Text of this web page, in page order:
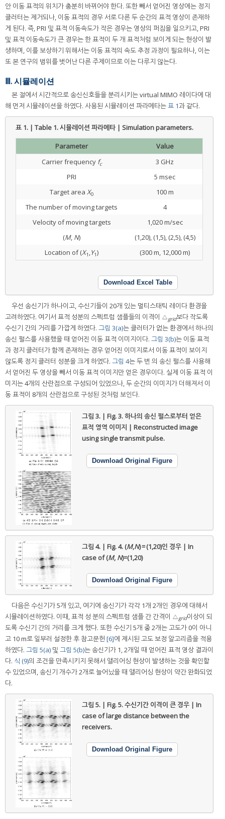
안 이동 표적의 위치가 충분히 바뀌어야 한다. 또한 빼서 얻어진 영상에는 정지
클러터는 제거되나, 이동 표적의 경우 서로 다른 두 순간의 표적 영상이 존재하
게 된다. 즉, PRI 및 표적 이동속도가 작은 경우는 영상의 퍼짐을 일으키고, PRI
및 표적 이동속도가 큰 경우는 한 표적이 두 개 표적처럼 보이게 되는 현상이 발
생하며, 이를 보상하기 위해서는 이동 표적의 속도 추정 과정이 필요하나, 이는
또 본 연구의 범위를 벗어난 다른 주제이므로 이는 다루지 않는다.
Ⅲ. 시뮬레이션
본 절에서 시간적으로 송신신호들을 분리시키는 virtual MIMO 레이다에 대
해 먼저 시뮬레이션을 하였다. 사용된 시뮬레이션 파라메타는표 1과 같다.
표 1. | Table 1.시뮬레이션 파라메타 | Simulation parameters.
Parameter
Value
Carrier frequency fc
3 GHz
PRI
5 msec
Target area X0
100 m
The number of moving targets
4
Velocity of moving targets
1,020 m/sec
(M, N)
(1,20), (1,5), (2,5), (4,5)
Location of (X1 ,Y1) (300 m, 12,000 m)
Download Excel Table
우선 송신기가 하나이고, 수신기들이 20개 있는 멀티스태틱 레이다 환경을
고려하였다. 여기서 표적 성분의 스펙트럼 샘플들의 이격이 △grid보다 작도록
수신기 간의 거리를 가깝게 하였다. 그림 3(a)는 클러터가 없는 환경에서 하나의
송신 펄스를 사용했을 때 얻어진 이동 표적 이미지이다. 그림 3(b)는 이동 표적
과 정지 클러터가 함께 존재하는 경우 얻어진 이미지로서 이동 표적이 보이지
않도록 정지 클러터 성분을 크게 하였다. 그림 4는 두 번 의 송신 펄스를 사용해
서 얻어진 두 영상을 빼서 이동 표적 이미지만 얻은 경우이다. 실제 이동 표적 이
미지는 4개의 산란점으로 구성되어 있었으나, 두 순간의 이미지가 더해져서 이
동 표적이 8개의 산란점으로 구성된 것처럼 보인다.
그림 3. | Fig. 3.하나의 송신 펄스로부터 얻은
표적 영역 이미지 | Reconstructed image
using single transmit pulse.
Download Original Figure
그림 4. | Fig. 4. (M,N) = (1,20)인 경우 | In
case of (M, N)=(1,20)
Download Original Figure
다음은 수신기가 5개 있고, 여기에 송신기가 각각 1개 2개인 경우에 대해서
시뮬레이션하였다. 이때, 표적 성 분의 스펙트럼 샘플 간 간격이 △grid이상이 되
도록 수신기 간의 거리를 크게 했다. 또한 수신기 5개 중 2개는 고도가 0이 아니
고 10 m로 일부러 설정한 후 참고문헌 [6]에 제시된 고도 보정 알고리즘을 적용
하였다. 그림 5(a) 및 그림 5(b)는 송신기가 1, 2개일 때 얻어진 표적 영상 결과이
다. 식 (9)의 조건을 만족시키지 못해서 앨리어싱 현상이 발생하는 것을 확인할
수 있었으며, 송신기 개수가 2개로 늘어났을 때 앨리어싱 현상이 약간 완화되었
다.
그림 5. | Fig. 5.수신기간 이격이 큰 경우 | In
case of large distance between the
receivers.
Download Original Figure